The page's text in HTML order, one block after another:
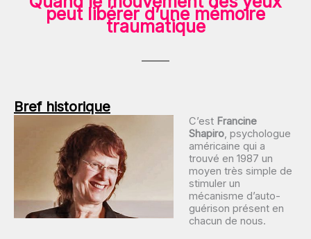
peut libérer d’une mémoire
traumatique
Bref historique
C’est Francine
Shapiro, psychologue
américaine qui a
trouvé en 1987 un
moyen très simple de
stimuler un
mécanisme d’auto-
guérison présent en
chacun de nous.